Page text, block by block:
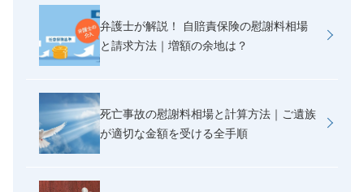
弁護士が解説！ 自賠責保険の慰謝料相場
と請求方法｜増額の余地は？
死亡事故の慰謝料相場と計算方法｜ご遺族
が適切な金額を受ける全手順